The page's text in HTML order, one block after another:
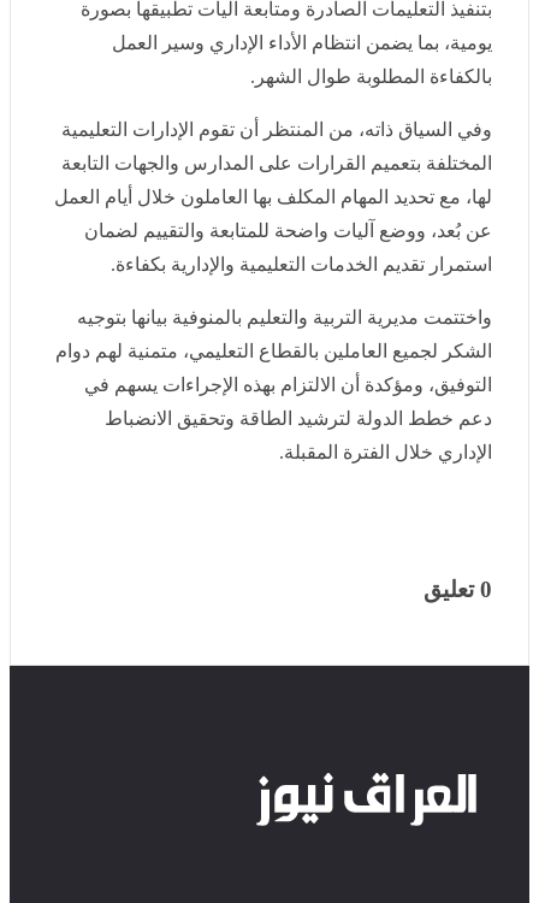
المختلفة بتعميم القرارات على المدارس والجهات التابعة لها،
مع تحديد المهام المكلف بها العاملون خلال أيام العمل عن
بُعد، ووضع آليات واضحة للمتابعة والتقييم لضمان استمرار
تقديم الخدمات التعليمية والإدارية بكفاءة.
واختتمت مديرية التربية والتعليم بالمنوفية بيانها بتوجيه
الشكر لجميع العاملين بالقطاع التعليمي، متمنية لهم دوام
التوفيق، ومؤكدة أن الالتزام بهذه الإجراءات يسهم في دعم
خطط الدولة لترشيد الطاقة وتحقيق الانضباط الإداري خلال
الفترة المقبلة.
0 تعليق